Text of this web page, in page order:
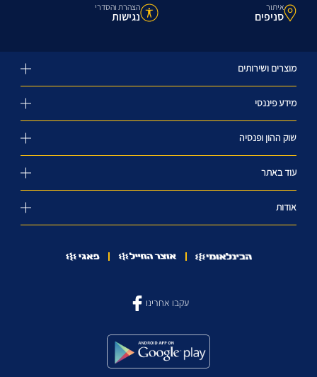
איתור
סניפים
הצהרת והסדרי
נגישות
מוצרים ושירותים
מידע פיננסי
שוק ההון ופנסיה
עוד באתר
אודות
עקבו אחרינו